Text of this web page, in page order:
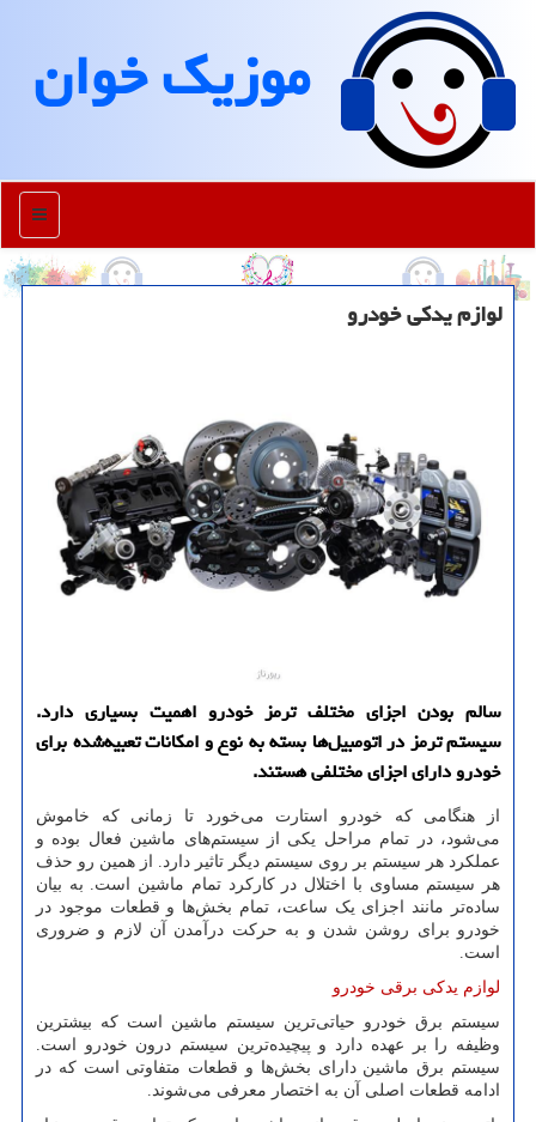
موزیك خوان
منو
لوازم یدکی خودرو
سالم بودن اجزای مختلف ترمز خودرو اهمیت بسیاری دارد.
سیستم ترمز در اتومبیل‌ها بسته به نوع و امکانات تعبیه‌شده برای
خودرو دارای اجزای مختلفی هستند.
از هنگامی که خودرو استارت می‌خورد تا زمانی که خاموش
می‌شود، در تمام مراحل یکی از سیستم‌های ماشین فعال بوده و
عملکرد هر سیستم بر روی سیستم دیگر تاثیر دارد. از همین رو حذف
هر سیستم مساوی با اختلال در کارکرد تمام ماشین است. به بیان
ساده‌تر مانند اجزای یک ساعت، تمام بخش‌ها و قطعات موجود در
خودرو برای روشن شدن و به حرکت درآمدن آن لازم و ضروری
است.
لوازم یدکی برقی خودرو
سیستم برق خودرو حیاتی‌ترین سیستم ماشین است که بیشترین
وظیفه را بر عهده دارد و پیچیده‌ترین سیستم درون خودرو است.
سیستم برق ماشین دارای بخش‌ها و قطعات متفاوتی است که در
ادامه قطعات اصلی آن به اختصار معرفی می‌شوند.